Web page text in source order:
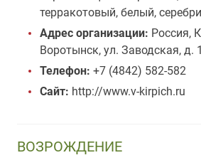
терракотовый, белый,
Адрес организации: Россия,
Воротынск, ул. Заводская, д. 1
Телефон: +7 (4842) 582-582
Сайт: http://www.v-kirpich.ru
ВОЗРОЖДЕНИЕ